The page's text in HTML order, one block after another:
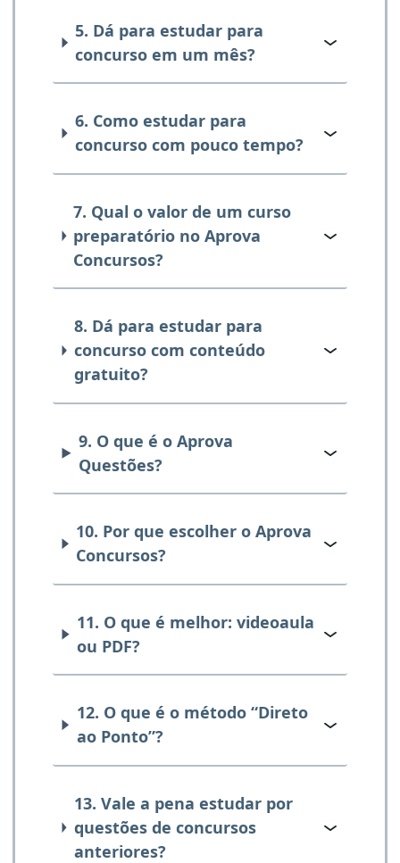
5. Dá para estudar para
concurso em um mês?
6. Como estudar para
concurso com pouco tempo?
7. Qual o valor de um curso
preparatório no Aprova
Concursos?
8. Dá para estudar para
concurso com conteúdo
gratuito?
9. O que é o Aprova
Questões?
10. Por que escolher o Aprova
Concursos?
11. O que é melhor: videoaula
ou PDF?
12. O que é o método “Direto
ao Ponto”?
13. Vale a pena estudar por
questões de concursos
anteriores?